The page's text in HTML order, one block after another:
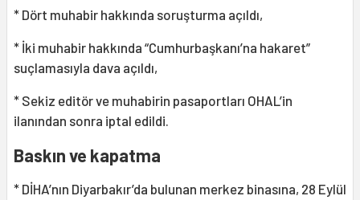
* Dört muhabir hakkında soruşturma açıldı,
* İki muhabir hakkında “Cumhurbaşkanı’na hakaret”
suçlamasıyla dava açıldı,
* Sekiz editör ve muhabirin pasaportları OHAL’in
ilanından sonra iptal edildi.
Baskın ve kapatma
* DİHA’nın Diyarbakır’da bulunan merkez binasına, 28 Eylül